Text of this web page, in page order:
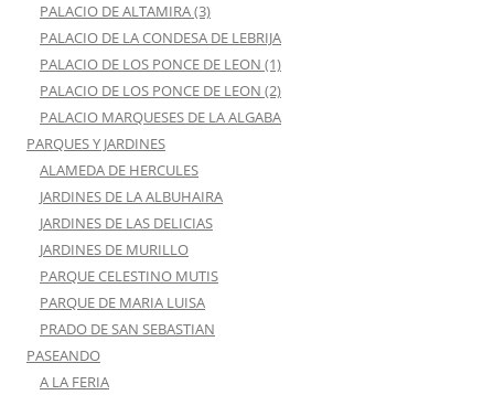
PALACIO DE ALTAMIRA (3)
PALACIO DE LA CONDESA DE LEBRIJA
PALACIO DE LOS PONCE DE LEON (1)
PALACIO DE LOS PONCE DE LEON (2)
PALACIO MARQUESES DE LA ALGABA
PARQUES Y JARDINES
ALAMEDA DE HERCULES
JARDINES DE LA ALBUHAIRA
JARDINES DE LAS DELICIAS
JARDINES DE MURILLO
PARQUE CELESTINO MUTIS
PARQUE DE MARIA LUISA
PRADO DE SAN SEBASTIAN
PASEANDO
A LA FERIA